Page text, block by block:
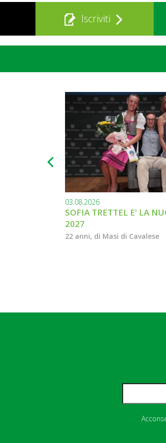
Iscriviti
03.08.2026
SOFIA TRETTEL E' LA
2027
22 anni, di Masi di Cavalese